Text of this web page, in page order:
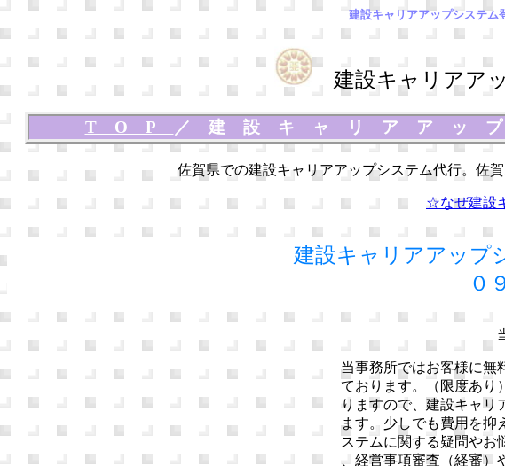
建設キャリアアップシステム
建設キャリアア
TOP ／ 建設キャリアアッ
佐賀県での建設キャリアアップシステム代行。佐
☆なぜ建設
建設キャリアアップ
０
当事務所ではお客様に無
ております。（限度あり
りますので、建設キャリ
ます。少しでも費用を抑
ステムに関する疑問や
、経営事項審査（経審）